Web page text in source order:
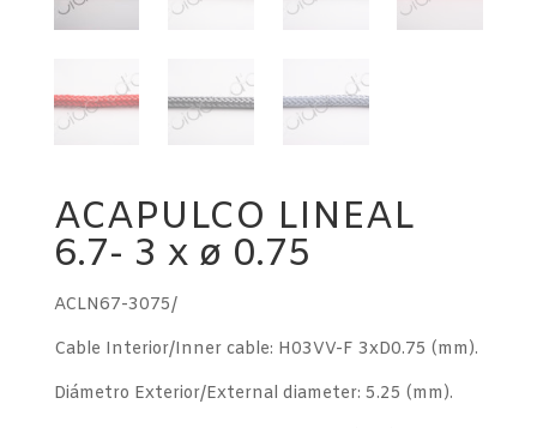
ACAPULCO LINEAL
6.7- 3 x ø 0.75
ACLN67-3075/
Cable Interior/Inner cable: H03VV-F 3xD0.75 (mm).
Diámetro Exterior/External diameter: 5.25 (mm).